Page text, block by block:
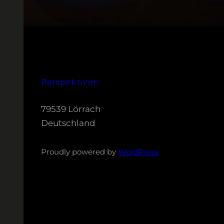
Perspektiven
79539 Lörrach
Deutschland
Proudly powered byWordPress